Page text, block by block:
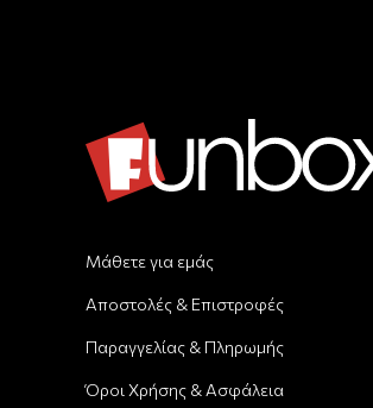
Μάθετε για εμάς
Αποστολές & Επιστροφές
Παραγγελίας & Πληρωμής
Όροι Χρήσης & Ασφάλεια